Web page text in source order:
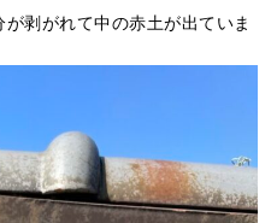
剥がれて中の赤土が出ていま